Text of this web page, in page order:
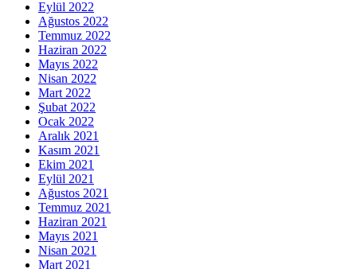
Eylül 2022
Ağustos 2022
Temmuz 2022
Haziran 2022
Mayıs 2022
Nisan 2022
Mart 2022
Şubat 2022
Ocak 2022
Aralık 2021
Kasım 2021
Ekim 2021
Eylül 2021
Ağustos 2021
Temmuz 2021
Haziran 2021
Mayıs 2021
Nisan 2021
Mart 2021